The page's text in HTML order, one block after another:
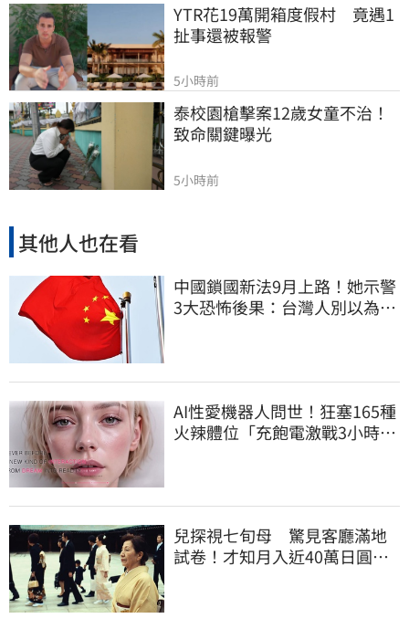
YTR花19萬開箱度假村　竟遇1
扯事還被報警
5小時前
泰校園槍擊案12歲女童不治！
致命關鍵曝光
5小時前
其他人也在看
中國鎖國新法9月上路！她示警
3大恐怖後果：台灣人別以為是
AI性愛機器人問世！狂塞165種
火辣體位「充飽電激戰3小時」
兒探視七旬母 驚見客廳滿地
試卷！才知月入近40萬日圓